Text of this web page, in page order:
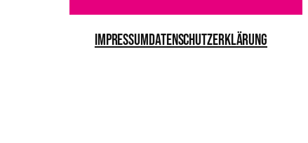
ImpressumDatenschutzerklärung